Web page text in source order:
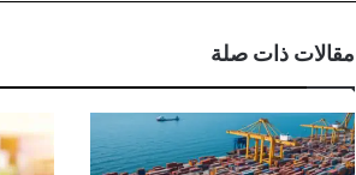
مقالات ذات صلة